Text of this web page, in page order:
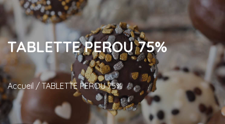
TABLETTE PEROU 75%
Accueil / TABLETTE PEROU 75%